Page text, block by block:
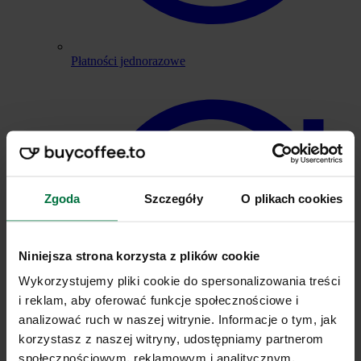
Zgoda Szczegóły O plikach cookies
Niniejsza strona korzysta z plików cookie
Wykorzystujemy pliki cookie do spersonalizowania treści
i reklam, aby oferować funkcje społecznościowe i
analizować ruch w naszej witrynie. Informacje o tym, jak
korzystasz z naszej witryny, udostępniamy partnerom
społecznościowym, reklamowym i analitycznym.
Płatności jednorazowe